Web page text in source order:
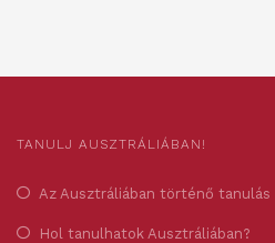
TANULJ AUSZTRÁLIÁBAN!
Az Ausztráliában történő
Hol tanulhatok Ausztráliában?